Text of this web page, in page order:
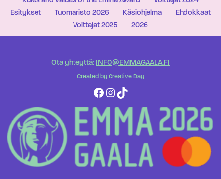
Esitykset
Tuomaristo 2026 Käsiohjelma
Ehdokkaat
Voittajat 2025
2026
Ota yhteyttä: INFO@EMMAGAALA.FI
Created by Creative Day